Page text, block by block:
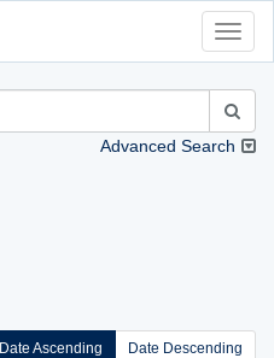
Advanced Search
Date Ascending Date Descending